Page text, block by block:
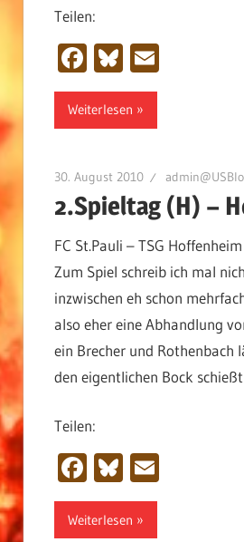
Teilen:
Facebook
Bluesky
Email
Weiterlesen
30. August 2010
2.Spieltag (H) –
FC St.Pauli – TSG
Zum Spiel schreib ich mal
inzwischen eh schon
also eher eine Abhandlung
ein Brecher und Rothenbach
den eigentlichen Bock
Teilen:
Facebook
Bluesky
Email
Weiterlesen